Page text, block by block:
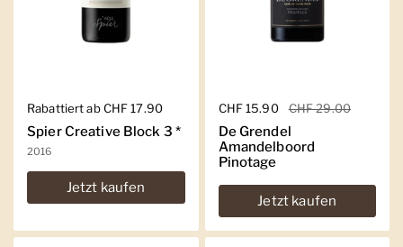
Regulärer Preis
Rabattiert ab CHF 17.90
Spier Creative Block 3 *
2016
Jetzt kaufen
Regulärer Preis
CHF 15.90 Sale-Preis
CHF 29.00
De Grendel
Amandelboord
Pinotage
Jetzt kaufen